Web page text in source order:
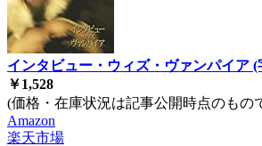
インタビュー・ウィズ・ヴァンパイア (
￥1,528
(価格・在庫状況は記事公開時点のもの
Amazon
楽天市場